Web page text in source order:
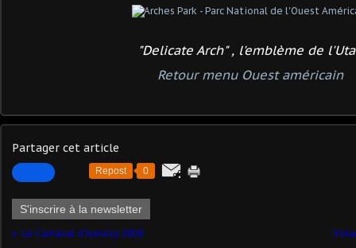
"Delicate Arch" , l'emblème de
Retour menu Ouest américain
Partager cet article
Repost 0
S'inscrire à la newsletter
Le Carnaval d'Annecy 2009